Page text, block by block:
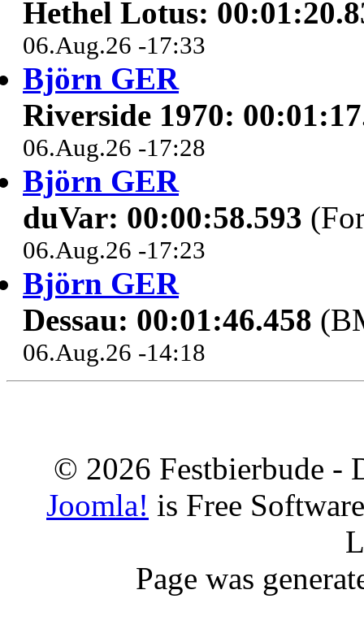
Hethel Lotus:
06.Aug.26 -17:33
Björn GER
Riverside 1970:
06.Aug.26 -17:28
Björn GER
duVar: 00:00:58.593
06.Aug.26 -17:23
Björn GER
Dessau: 00:01:46.458
06.Aug.26 -14:18
© 2026 Festbierbude -
Joomla! is Free
Page was